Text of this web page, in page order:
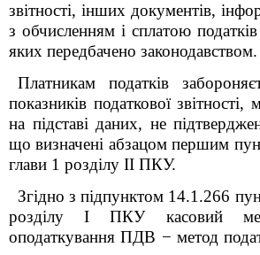
звітності, інших документів,
з обчисленням і сплатою
яких передбачено законодавством.
Платникам податків
показників податкової звітності,
на підставі даних, не
що визначені абзацом першим
глави 1 розділу ІІ ПКУ.
Згідно з підпунктом 14.1.266
розділу І ПКУ касовий
оподаткування ПДВ − метод